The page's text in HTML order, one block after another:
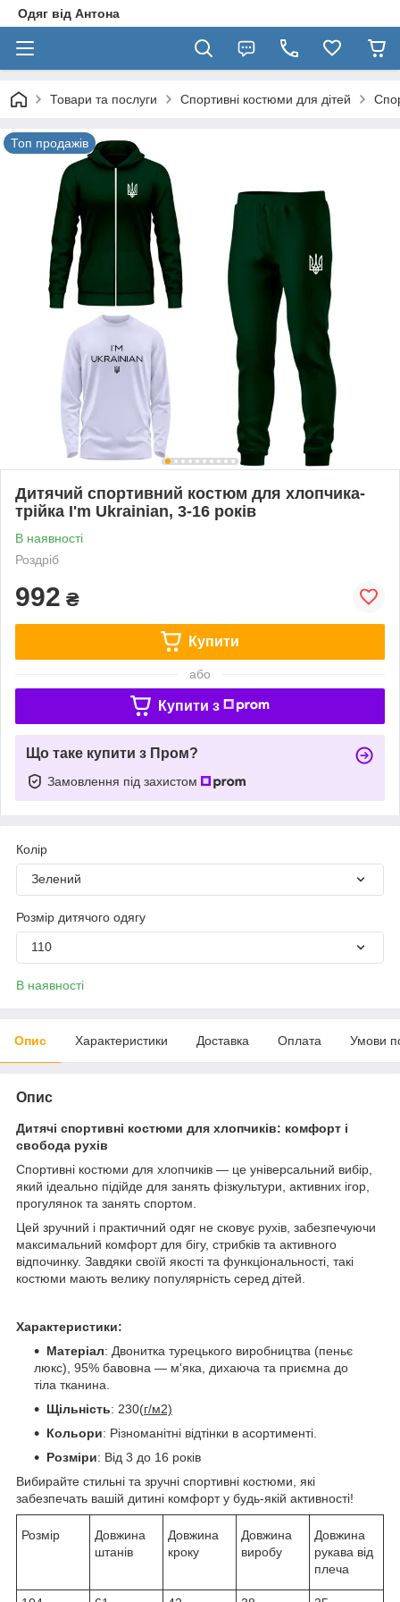
Одяг від Антона
Товари та послуги Спортивні костюми для дітей
Топ продажів
Дитячий спортивний костюм для хлопчика-
трійка I'm Ukrainian, 3-16 років
В наявності
Роздріб
992 ₴
Купити
або
Купити з
Що таке купити з Пром?
Замовлення під захистом
Колір
Зелений
Розмір дитячого одягу
110
В наявності
Опис Характеристики Доставка Оплата Умови
Опис
Дитячі спортивні костюми для хлопчиків: комфорт і
свобода рухів
Спортивні костюми для хлопчиків — це універсальний вибір,
який ідеально підійде для занять фізкультури, активних ігор,
прогулянок та занять спортом.
Цей зручний і практичний одяг не сковує рухів, забезпечуючи
максимальний комфорт для бігу, стрибків та активного
відпочинку. Завдяки своїй якості та функціональності, такі
костюми мають велику популярність серед дітей.
Характеристики:
Матеріал: Двонитка турецького виробництва (пеньє
люкс), 95% бавовна — м'яка, дихаюча та приємна до
тіла тканина.
Щільність: 230(г/м2)
Кольори: Різноманітні відтінки в асортименті.
Розміри: Від 3 до 16 років
Вибирайте стильні та зручні спортивні костюми, які
забезпечать вашій дитині комфорт у будь-якій активності!
Розмір
Довжина
штанів
Довжина
кроку
Довжина
виробу
Довжина
рукава від
плеча